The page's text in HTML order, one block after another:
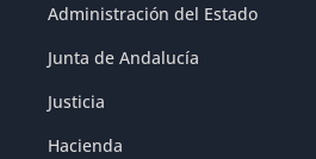
Administración del Estado
Junta de Andalucía
Justicia
Hacienda